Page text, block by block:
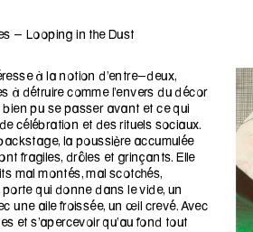
- Looping in the Dust
à la notion d’entre-deux,
à détruire comme l’envers du décor
bien pu se passer avant et ce qui
célébration et des rituels sociaux.
la poussière accumulée
fragiles, drôles et grinçants. Elle
mal montés, mal scotchés,
porte qui donne dans le vide, un
une aile froissée, un œil crevé. Avec
et s’apercevoir qu’au fond tout